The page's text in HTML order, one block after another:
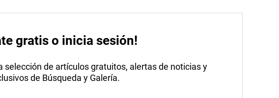
gratis o inicia sesión!
selección de artículos gratuitos, alertas de noticias y
de Búsqueda y Galería.